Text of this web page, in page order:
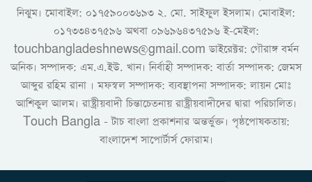
নিঝুম। ‎মোবাইল: ০১৭৫৯০০৩৬৯৩ ২. মো. সাইফুল ইসলাম। মোবাইল:
০১৭৩৩৪৩৭৫৯৬ অথবা ০৯৬৯৬৪৩৭৫৯৬ ই-মেইল:
touchbangladeshnews@gmail.com ডাইরেক্টর: গৌরাঙ্গ বর্মন
অনিক। সম্পাদক: এম.এ.ইউ. খান। নির্বাহী সম্পাদক: বার্তা সম্পাদক: জেমস
আব্দুর রহিম রানা । মফস্বল সম্পাদক: ব্যবস্থাপনা সম্পাদক: লায়ন মোঃ
আশিকুল আলম। রাষ্ট্রীয়বাদী চিন্তাচেতনায় রাষ্ট্রীয়বাদীদের দ্বারা পরিচালিত।
Touch Bangla - টাচ বাংলা প্রকাশনার অন্তর্ভুক্ত। পৃষ্ঠপোষকতায়:
বাংলাদেশ সাপোর্টার্স ফোরাম।